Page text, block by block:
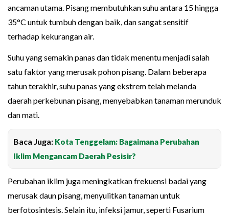
ancaman utama. Pisang membutuhkan suhu antara 15 hingga
35°C untuk tumbuh dengan baik, dan sangat sensitif
terhadap kekurangan air.
Suhu yang semakin panas dan tidak menentu menjadi salah
satu faktor yang merusak pohon pisang. Dalam beberapa
tahun terakhir, suhu panas yang ekstrem telah melanda
daerah perkebunan pisang, menyebabkan tanaman merunduk
dan mati.
Baca Juga: Kota Tenggelam: Bagaimana Perubahan
Iklim Mengancam Daerah Pesisir?
Perubahan iklim juga meningkatkan frekuensi badai yang
merusak daun pisang, menyulitkan tanaman untuk
berfotosintesis. Selain itu, infeksi jamur, seperti Fusarium